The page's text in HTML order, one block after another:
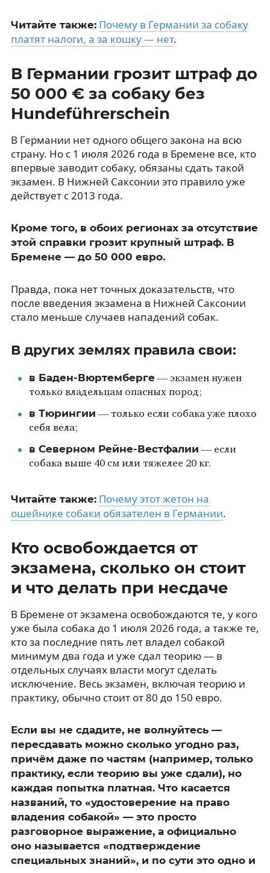
Читайте также: Почему в Германии за собаку
платят налоги, а за кошку — нет.
В Германии грозит штраф до
50 000 € за собаку без
Hundeführerschein
В Германии нет одного общего закона на всю
страну. Но с 1 июля 2026 года в Бремене все, кто
впервые заводит собаку, обязаны сдать такой
экзамен. В Нижней Саксонии это правило уже
действует с 2013 года.
Кроме того, в обоих регионах за отсутствие
этой справки грозит крупный штраф. В
Бремене — до 50 000 евро.
Правда, пока нет точных доказательств, что
после введения экзамена в Нижней Саксонии
стало меньше случаев нападений собак.
В других землях правила свои:
в Баден-Вюртемберге— экзамен нужен
только владельцам опасных пород;
в Тюрингии — только если собака уже плохо
себя вела;
в Северном Рейне-Вестфалии — если
собака выше 40 см или тяжелее 20 кг.
Читайте также: Почему этот жетон на
ошейнике собаки обязателен в Германии.
Кто освобождается от
экзамена, сколько он стоит
и что делать при несдаче
В Бремене от экзамена освобождаются те, у кого
уже была собака до 1 июля 2026 года, а также те,
кто за последние пять лет владел собакой
минимум два года и уже сдал теорию — в
отдельных случаях власти могут сделать
исключение. Весь экзамен, включая теорию и
практику, обычно стоит от 80 до 150 евро.
Если вы не сдадите, не волнуйтесь —
пересдавать можно сколько угодно раз,
причём даже по частям (например, только
практику, если теорию вы уже сдали), но
каждая попытка платная. Что касается
названий, то «удостоверение на право
владения собакой» — это просто
разговорное выражение, а официально
оно называется «подтверждение
специальных знаний», и по сути это одно и